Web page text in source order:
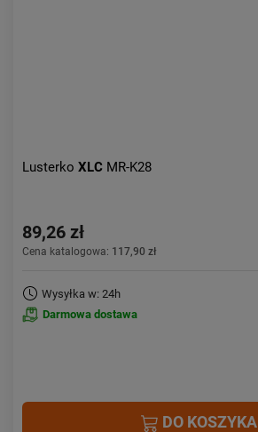
Lusterko XLC MR-K28
89,26 zł
Cena katalogowa: 117,90 zł
Wysyłka w: 24h
Darmowa dostawa
DO KOSZYKA